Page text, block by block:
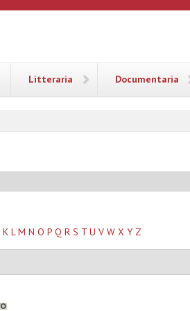
Litteraria Documentaria
K L M N O P Q R S T U V W X Y Z